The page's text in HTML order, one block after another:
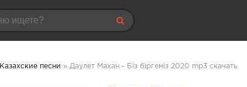
Казахские песни » Даулет Махан - Біз біргеміз 2020 mp3 скачать